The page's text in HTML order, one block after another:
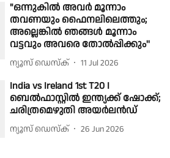
"ഒന്നുകില്‍ അവര്‍ മൂന്നാം
തവണയും ഫൈനലിലെത്തും;
അല്ലെങ്കില്‍ ഞങ്ങള്‍ മൂന്നാം
വട്ടവും അവരെ തോല്‍പ്പിക്കും''
ന്യൂസ് ഡെസ്ക് 11 Jul 2026
India vs Ireland 1st T20 I
ബെല്‍ഫാസ്റ്റില്‍ ഇന്ത്യക്ക് ഷോക്ക്;
ചരിത്രമെഴുതി അയര്‍ലന്‍ഡ്
ന്യൂസ് ഡെസ്ക് 26 Jun 2026